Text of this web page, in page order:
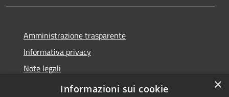
Amministrazione trasparente
Informativa privacy
Note legali
Dichiarazione di accessibilità
×
Informazioni sui cookie